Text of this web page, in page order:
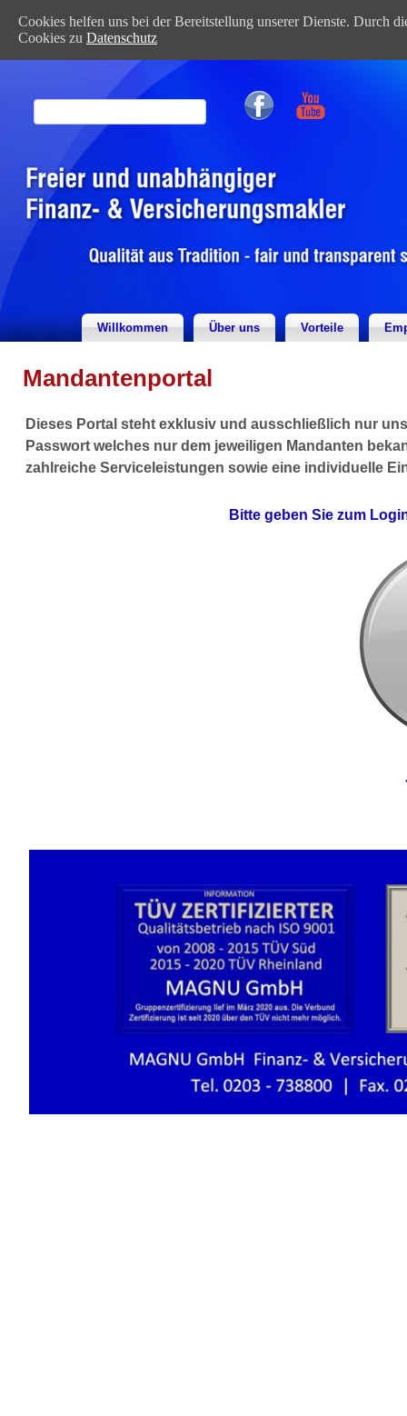
Willkommen Über uns Vorteile
Mandantenportal
Dieses Portal steht exklusiv und ausschließlich nur
Passwort welches nur dem jeweiligen Mandanten
zahlreiche Serviceleistungen sowie eine individuelle
Bitte geben Sie zum
Cookies helfen uns bei der Bereitstellung unserer Dienste. Durch
Cookies zu Datenschutz